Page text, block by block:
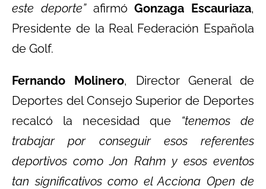
este deporte”afirmóGonzaga Escauriaza,
Presidente de la Real Federación Española
de Golf.
Fernando Molinero, Director General de
Deportes del Consejo Superior de Deportes
recalcó la necesidad que “tenemos de
trabajar por conseguir esos referentes
deportivos como Jon Rahm y esos eventos
tan significativos como el Acciona Open de